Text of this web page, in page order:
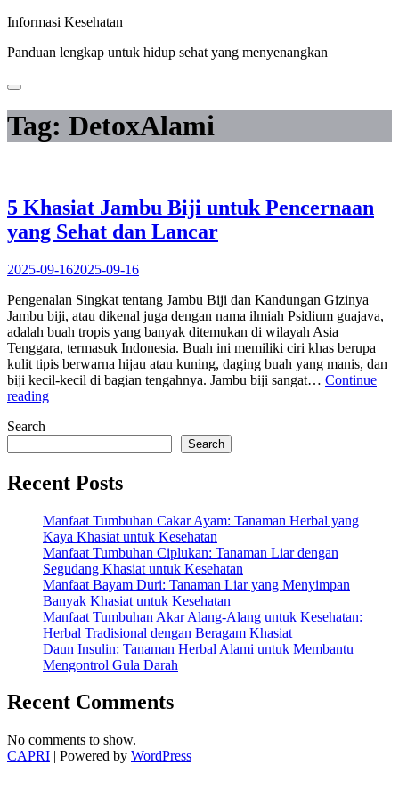
Skip
content
Informasi Kesehatan
Panduan lengkap untuk hidup sehat yang menyenangkan
Tag: DetoxAlami
5 Khasiat Jambu Biji untuk Pencernaan
yang Sehat dan Lancar
2025-09-162025-09-16
Pengenalan Singkat tentang Jambu Biji dan Kandungan Gizinya
Jambu biji, atau dikenal juga dengan nama ilmiah Psidium guajava,
adalah buah tropis yang banyak ditemukan di wilayah Asia
Tenggara, termasuk Indonesia. Buah ini memiliki ciri khas berupa
kulit tipis berwarna hijau atau kuning, daging buah yang manis, dan
biji kecil-kecil di bagian tengahnya. Jambu biji sangat… Continue
reading“5
Pencernaan
yang
dan
Lancar”
Search
Search
Recent Posts
Manfaat Tumbuhan Cakar Ayam: Tanaman Herbal yang
Kaya Khasiat untuk Kesehatan
Manfaat Tumbuhan Ciplukan: Tanaman Liar dengan
Segudang Khasiat untuk Kesehatan
Manfaat Bayam Duri: Tanaman Liar yang Menyimpan
Banyak Khasiat untuk Kesehatan
Manfaat Tumbuhan Akar Alang-Alang untuk Kesehatan:
Herbal Tradisional dengan Beragam Khasiat
Daun Insulin: Tanaman Herbal Alami untuk Membantu
Mengontrol Gula Darah
Recent Comments
No comments to show.
CAPRI | Powered by WordPress